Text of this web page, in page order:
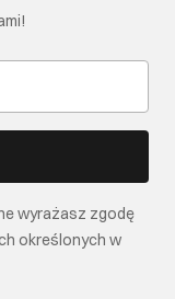
wyrażasz zgodę
określonych w